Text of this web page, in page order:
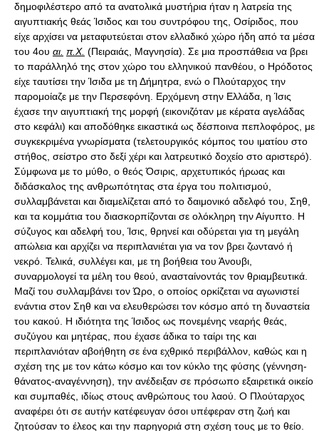
δημοφιλέστερο από τα ανατολικά μυστήρια ήταν η λατρεία της
αιγυπτιακής θεάς Ίσιδος και του συντρόφου της, Οσίριδος, που
είχε αρχίσει να μεταφυτεύεται στον ελλαδικό χώρο ήδη από τα μέσα
του 4ου αι. π.Χ. (Πειραιάς, Μαγνησία). Σε μια προσπάθεια να βρει
το παράλληλό της στον χώρο του ελληνικού πανθέου, ο Ηρόδοτος
είχε ταυτίσει την Ίσιδα με τη Δήμητρα, ενώ ο Πλούταρχος την
παρομοίαζε με την Περσεφόνη. Ερχόμενη στην Ελλάδα, η Ίσις
έχασε την αιγυπτιακή της μορφή (εικονιζόταν με κέρατα αγελάδας
στο κεφάλι) και αποδόθηκε εικαστικά ως δέσποινα πεπλοφόρος, με
συγκεκριμένα γνωρίσματα (τελετουργικός κόμπος του ιματίου στο
στήθος, σείστρο στο δεξί χέρι και λατρευτικό δοχείο στο αριστερό).
Σύμφωνα με το μύθο, ο θεός Όσιρις, αρχετυπικός ήρωας και
διδάσκαλος της ανθρωπότητας στα έργα του πολιτισμού,
συλλαμβάνεται και διαμελίζεται από το δαιμονικό αδελφό του, Σηθ,
και τα κομμάτια του διασκορπίζονται σε ολόκληρη την Αίγυπτο. Η
σύζυγος και αδελφή του, Ίσις, θρηνεί και οδύρεται για τη μεγάλη
απώλεια και αρχίζει να περιπλανιέται για να τον βρει ζωντανό ή
νεκρό. Τελικά, συλλέγει και, με τη βοήθεια του Άνουβι,
συναρμολογεί τα μέλη του θεού, ανασταίνοντάς τον θριαμβευτικά.
Μαζί του συλλαμβάνει τον Ώρο, ο οποίος ορκίζεται να αγωνιστεί
ενάντια στον Σηθ και να ελευθερώσει τον κόσμο από τη δυναστεία
του κακού. Η ιδιότητα της Ίσιδος ως πονεμένης νεαρής θεάς,
συζύγου και μητέρας, που έχασε άδικα το ταίρι της και
περιπλανιόταν αβοήθητη σε ένα εχθρικό περιβάλλον, καθώς και η
σχέση της με τον κάτω κόσμο και τον κύκλο της φύσης (γέννηση-
θάνατος-αναγέννηση), την ανέδειξαν σε πρόσωπο εξαιρετικά οικείο
και συμπαθές, ιδίως στους ανθρώπους του λαού. Ο Πλούταρχος
αναφέρει ότι σε αυτήν κατέφευγαν όσοι υπέφεραν στη ζωή και
ζητούσαν το έλεος και την παρηγοριά στη σχέση τους με το θείο.